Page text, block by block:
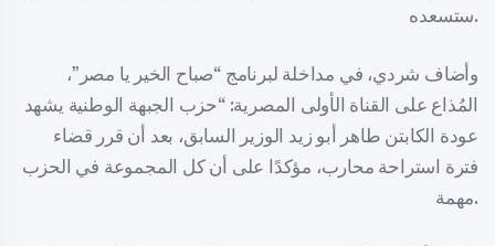
ستسعده.
وأضاف شردي، في مداخلة لبرنامج “صباح الخير يا مصر”،
المُذاع على القناة الأولى المصرية: “حزب الجبهة الوطنية يشهد
عودة الكابتن طاهر أبو زيد الوزير السابق، بعد أن قرر قضاء
فترة استراحة محارب، مؤكدًا على أن كل المجموعة في الحزب
مهمة.